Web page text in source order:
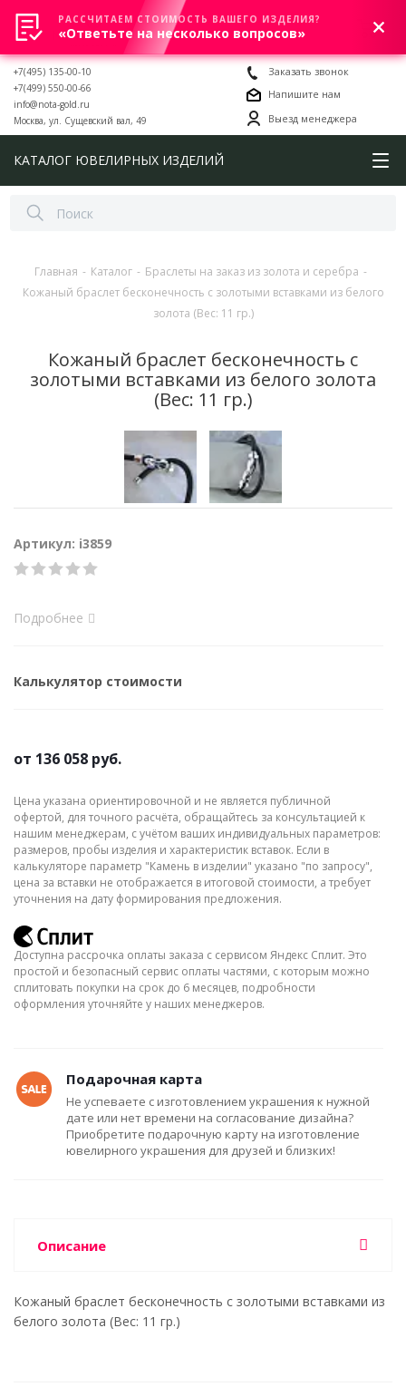
0
+7(495) 135-00-10
+7(499) 550-00-66
info@nota-gold.ru
Москва, ул. Сущевский вал, 49
Заказать звонок
Напишите нам
Выезд менеджера
КАТАЛОГ ЮВЕЛИРНЫХ ИЗДЕЛИЙ
Главная - Каталог - Браслеты на заказ из золота и серебра -
Кожаный браслет бесконечность с золотыми вставками из белого
золота (Вес: 11 гр.)
Кожаный браслет бесконечность с
золотыми вставками из белого золота
(Вес: 11 гр.)
Артикул: i3859
Подробнее
Калькулятор стоимости
от 136 058 руб.
Цена указана ориентировочной и не является публичной
офертой, для точного расчёта, обращайтесь за консультацией к
нашим менеджерам, с учётом ваших индивидуальных параметров:
размеров, пробы изделия и характеристик вставок. Если в
калькуляторе параметр "Камень в изделии" указано "по запросу",
цена за вставки не отображается в итоговой стоимости, а требует
уточнения на дату формирования предложения.
Доступна рассрочка оплаты заказа с сервисом Яндекс Сплит. Это
простой и безопасный сервис оплаты частями, с которым можно
сплитовать покупки на срок до 6 месяцев, подробности
оформления уточняйте у наших менеджеров.
Подарочная карта
Не успеваете с изготовлением украшения к нужной
дате или нет времени на согласование дизайна?
Приобретите подарочную карту на изготовление
ювелирного украшения для друзей и близких!
Описание
Кожаный браслет бесконечность с золотыми вставками из
белого золота (Вес: 11 гр.)
РАССЧИТАЕМ СТОИМОСТЬ ВАШЕГО ИЗДЕЛИЯ?
«Ответьте на несколько вопросов»